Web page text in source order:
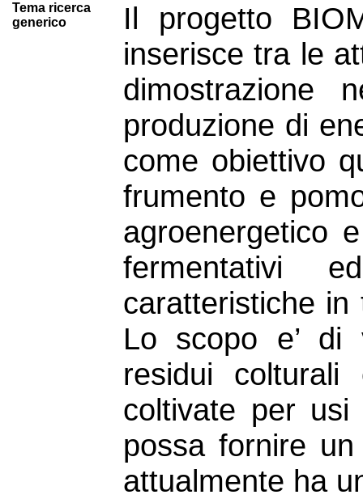
Tema ricerca
generico
Il progetto
inserisce tra le
dimostrazione
produzione di
come obiettivo
frumento e
agroenergetico
fermentativi
caratteristiche
Lo scopo e’ di
residui
coltivate per usi
possa fornire
attualmente ha